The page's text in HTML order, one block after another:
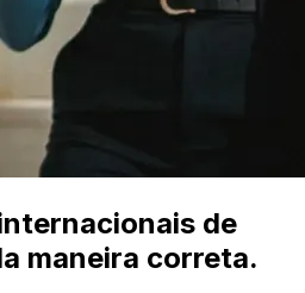
de
maneira correta.